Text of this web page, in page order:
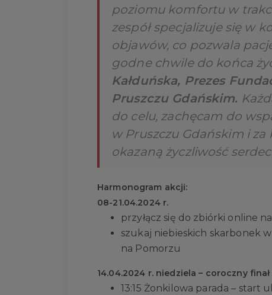
poziomu komfortu w
zespół specjalizuje się w
objawów, co pozwala
godne chwile do końca
Kałduńska, Prezes
Pruszczu Gdańskim.
do celu, zachęcam do
w Pruszczu Gdańskim i
okazaną życzliwość
Harmonogram akcji:
08-21.04.2024 r.
przyłącz się do zbiórki online
szukaj niebieskich skarbonek
na Pomorzu
14.04.2024 r. niedziela – coroczny
13:15 Żonkilowa parada – start